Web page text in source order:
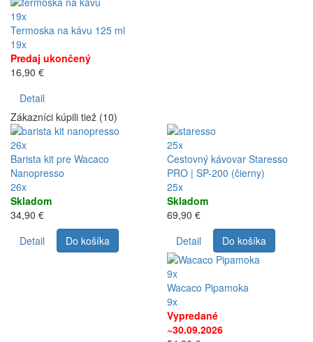
19x
Termoska na kávu 125 ml
19x
Predaj ukončený
16,90 €
Detail
Zákazníci kúpili tiež (10)
26x
Barista kit pre Wacaco
Nanopresso
26x
Skladom
34,90 €
Detail
Do košíka
25x
Cestovný kávovar Staresso
PRO | SP-200 (čierny)
25x
Skladom
69,90 €
Detail
Do košíka
9x
Wacaco Pipamoka
9x
Vypredané
~30.09.2026